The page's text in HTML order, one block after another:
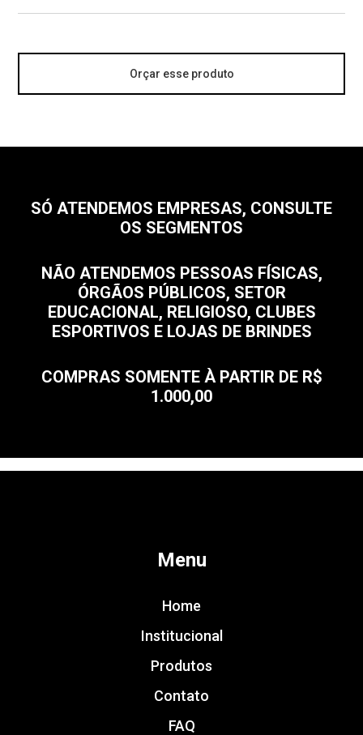
Orçar esse produto
SÓ ATENDEMOS EMPRESAS, CONSULTE
OS SEGMENTOS
NÃO ATENDEMOS PESSOAS FÍSICAS,
ÓRGÃOS PÚBLICOS, SETOR
EDUCACIONAL, RELIGIOSO, CLUBES
ESPORTIVOS E LOJAS DE BRINDES
COMPRAS SOMENTE À PARTIR DE R$
1.000,00
Menu
Home
Institucional
Produtos
Contato
FAQ